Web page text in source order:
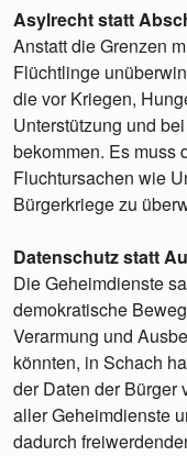
Asylrecht statt
Anstatt die Grenzen
Flüchtlinge
die vor Kriegen,
Unterstützung und
bekommen. Es muss
Fluchtursachen wie
Bürgerkriege zu
Datenschutz statt
Die Geheimdienste
demokratische
Verarmung und
könnten, in Schach
der Daten der Bürger
aller Geheimdienste
dadurch